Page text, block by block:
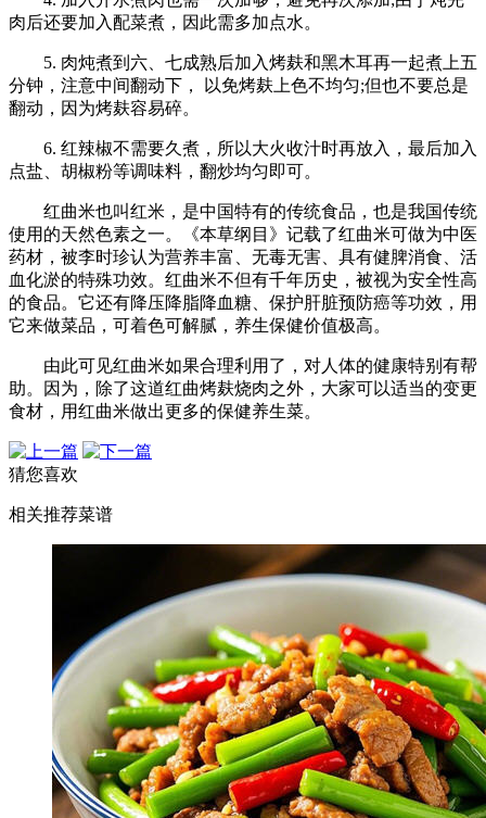
肉后还要加入配菜煮，因此需多加点水。
5. 肉炖煮到六、七成熟后加入烤麸和黑木耳再一起煮上五
分钟，注意中间翻动下， 以免烤麸上色不均匀;但也不要总是
翻动，因为烤麸容易碎。
6. 红辣椒不需要久煮，所以大火收汁时再放入，最后加入
点盐、胡椒粉等调味料，翻炒均匀即可。
红曲米也叫红米，是中国特有的传统食品，也是我国传统
使用的天然色素之一。《本草纲目》记载了红曲米可做为中医
药材，被李时珍认为营养丰富、无毒无害、具有健脾消食、活
血化淤的特殊功效。红曲米不但有千年历史，被视为安全性高
的食品。它还有降压降脂降血糖、保护肝脏预防癌等功效，用
它来做菜品，可着色可解腻，养生保健价值极高。
由此可见红曲米如果合理利用了，对人体的健康特别有帮
助。因为，除了这道红曲烤麸烧肉之外，大家可以适当的变更
食材，用红曲米做出更多的保健养生菜。
猜您喜欢
相关推荐菜谱